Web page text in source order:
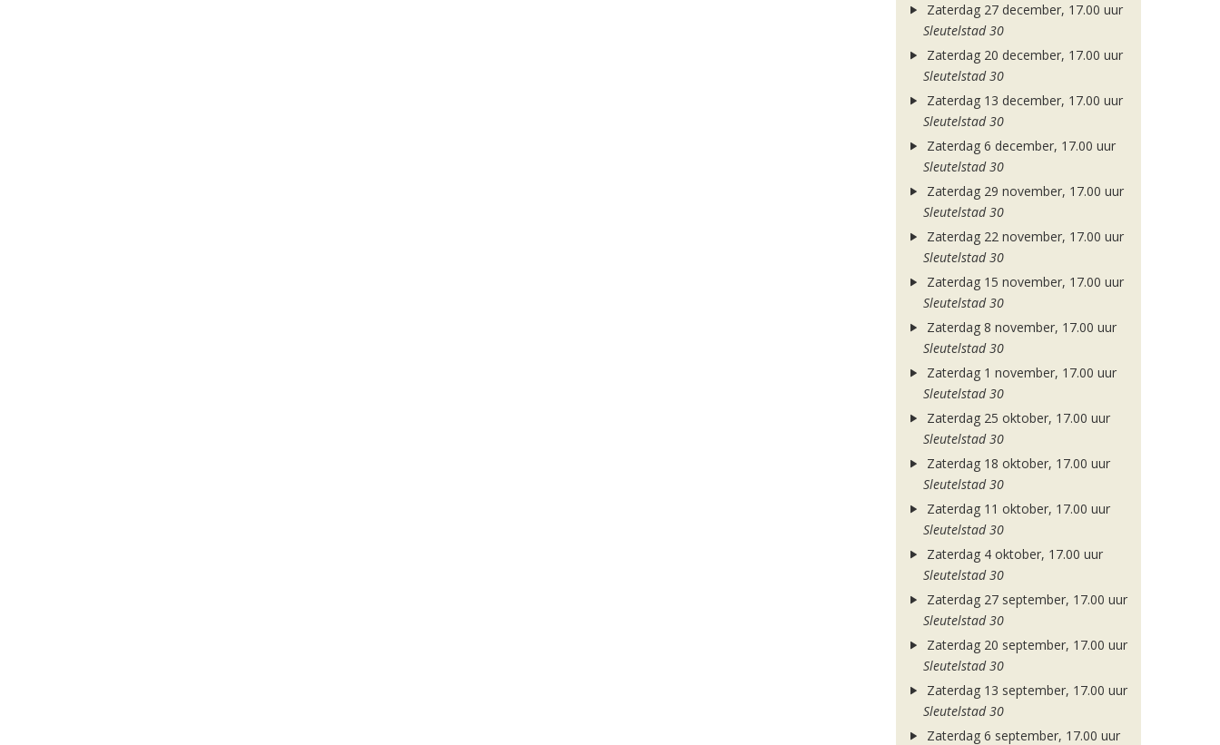
Zaterdag 27 december, 17.00 uur
Sleutelstad 30
Zaterdag 20 december, 17.00 uur
Sleutelstad 30
Zaterdag 13 december, 17.00 uur
Sleutelstad 30
Zaterdag 6 december, 17.00 uur
Sleutelstad 30
Zaterdag 29 november, 17.00 uur
Sleutelstad 30
Zaterdag 22 november, 17.00 uur
Sleutelstad 30
Zaterdag 15 november, 17.00 uur
Sleutelstad 30
Zaterdag 8 november, 17.00 uur
Sleutelstad 30
Zaterdag 1 november, 17.00 uur
Sleutelstad 30
Zaterdag 25 oktober, 17.00 uur
Sleutelstad 30
Zaterdag 18 oktober, 17.00 uur
Sleutelstad 30
Zaterdag 11 oktober, 17.00 uur
Sleutelstad 30
Zaterdag 4 oktober, 17.00 uur
Sleutelstad 30
Zaterdag 27 september, 17.00 uur
Sleutelstad 30
Zaterdag 20 september, 17.00 uur
Sleutelstad 30
Zaterdag 13 september, 17.00 uur
Sleutelstad 30
Zaterdag 6 september, 17.00 uur